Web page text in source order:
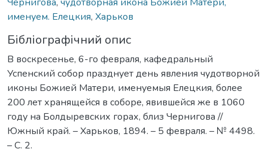
именуем. Елецкия, Харьков
Бібліографічний опис
В воскресенье, 6-го февраля, кафедральный
Успенский собор празднует день явления чудотворной
иконы Божией Матери, именуемыя Елецкия, более
200 лет хранящейся в соборе, явившейся же в 1060
году на Болдыревских горах, близ Чернигова //
Южный край. – Харьков, 1894. – 5 февраля. – № 4498.
– С. 2.